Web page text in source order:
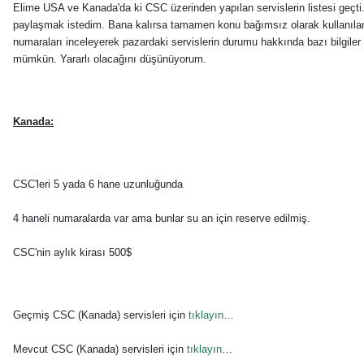
Elime USA ve Kanada'da ki CSC üzerinden yapılan servislerin listesi
paylaşmak istedim. Bana kalırsa tamamen konu bağımsız olarak
numaraları inceleyerek pazardaki servislerin durumu hakkında bazı
mümkün. Yararlı olacağını düşünüyorum.
Kanada:
CSC'leri 5 yada 6 hane uzunluğunda
4 haneli numaralarda var ama bunlar su an için reserve edilmiş.
CSC'nin aylık kirası 500$
Geçmiş CSC (Kanada) servisleri için tıklayın
Mevcut CSC (Kanada) servisleri için tıklayın